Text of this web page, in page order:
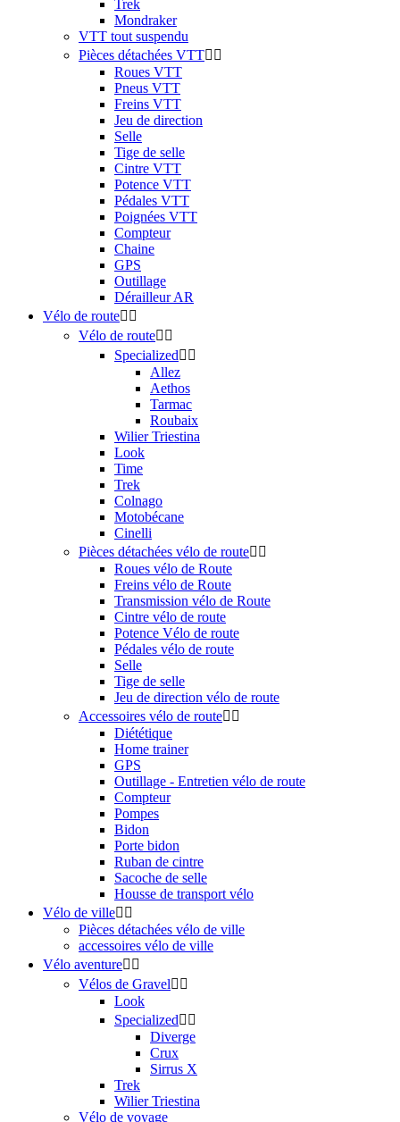
Trek
Mondraker
VTT tout suspendu
Pièces détachées VTT 
Roues VTT
Pneus VTT
Freins VTT
Jeu de direction
Selle
Tige de selle
Cintre VTT
Potence VTT
Pédales VTT
Poignées VTT
Compteur
Chaine
GPS
Outillage
Dérailleur AR
Vélo de route 
Vélo de route 
Specialized 
Allez
Aethos
Tarmac
Roubaix
Wilier Triestina
Look
Time
Trek
Colnago
Motobécane
Cinelli
Pièces détachées vélo de route 
Roues vélo de Route
Freins vélo de Route
Transmission vélo de Route
Cintre vélo de route
Potence Vélo de route
Pédales vélo de route
Selle
Tige de selle
Jeu de direction vélo de route
Accessoires vélo de route 
Diététique
Home trainer
GPS
Outillage - Entretien vélo de route
Compteur
Pompes
Bidon
Porte bidon
Ruban de cintre
Sacoche de selle
Housse de transport vélo
Vélo de ville 
Pièces détachées vélo de ville
accessoires vélo de ville
Vélo aventure 
Vélos de Gravel 
Look
Specialized 
Diverge
Crux
Sirrus X
Trek
Wilier Triestina
Vélo de voyage